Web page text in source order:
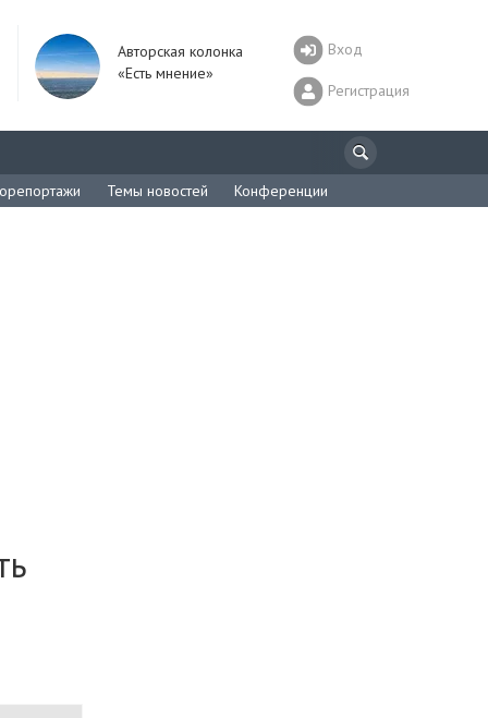
Авторская колонка
«Есть мнение»
Вход
Регистрация
Темы новостей Конференции